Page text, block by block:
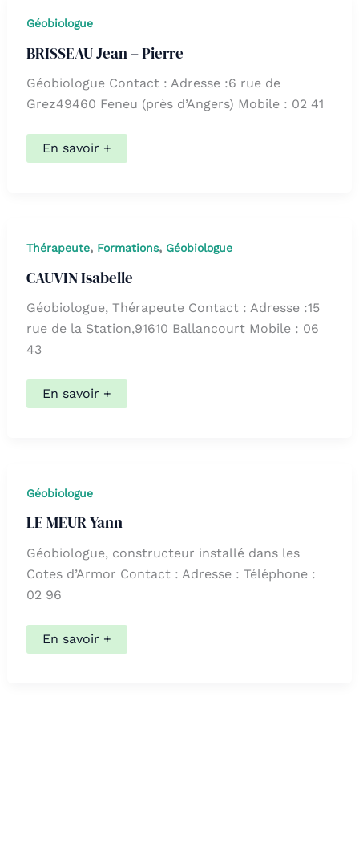
Géobiologue
BRISSEAU Jean – Pierre
Géobiologue Contact : Adresse :6 rue de
Grez49460 Feneu (près d’Angers) Mobile : 02 41
BRISSEAU
Jean
En savoir +
Thérapeute, Formations, Géobiologue
CAUVIN Isabelle
Géobiologue, Thérapeute Contact : Adresse :15
rue de la Station,91610 Ballancourt Mobile : 06
43
CAUVIN
Isabelle
En savoir +
Géobiologue
LE MEUR Yann
Géobiologue, constructeur installé dans les
Cotes d’Armor Contact : Adresse : Téléphone :
02 96
LE
MEUR
En savoir +